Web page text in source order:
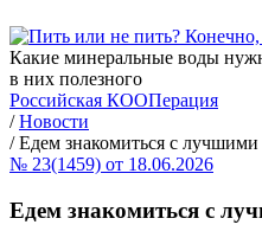
Какие минеральные воды
в них полезного
Российская КООПерация
/ Новости
/ Едем знакомиться с
№ 23(1459) от 18.06.2026
Едем знакомиться с